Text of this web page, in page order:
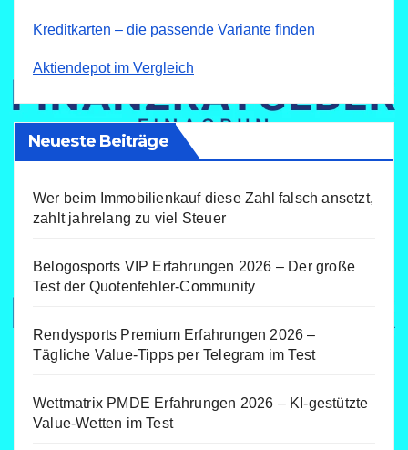
Kreditkarten – die passende Variante finden
Aktiendepot im Vergleich
Neueste Beiträge
Wer beim Immobilienkauf diese Zahl falsch ansetzt,
zahlt jahrelang zu viel Steuer
Belogosports VIP Erfahrungen 2026 – Der große
Test der Quotenfehler-Community
Rendysports Premium Erfahrungen 2026 –
Tägliche Value-Tipps per Telegram im Test
Wettmatrix PMDE Erfahrungen 2026 – KI-gestützte
Value-Wetten im Test